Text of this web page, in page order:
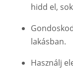
hidd el,
lakásban.
Használj